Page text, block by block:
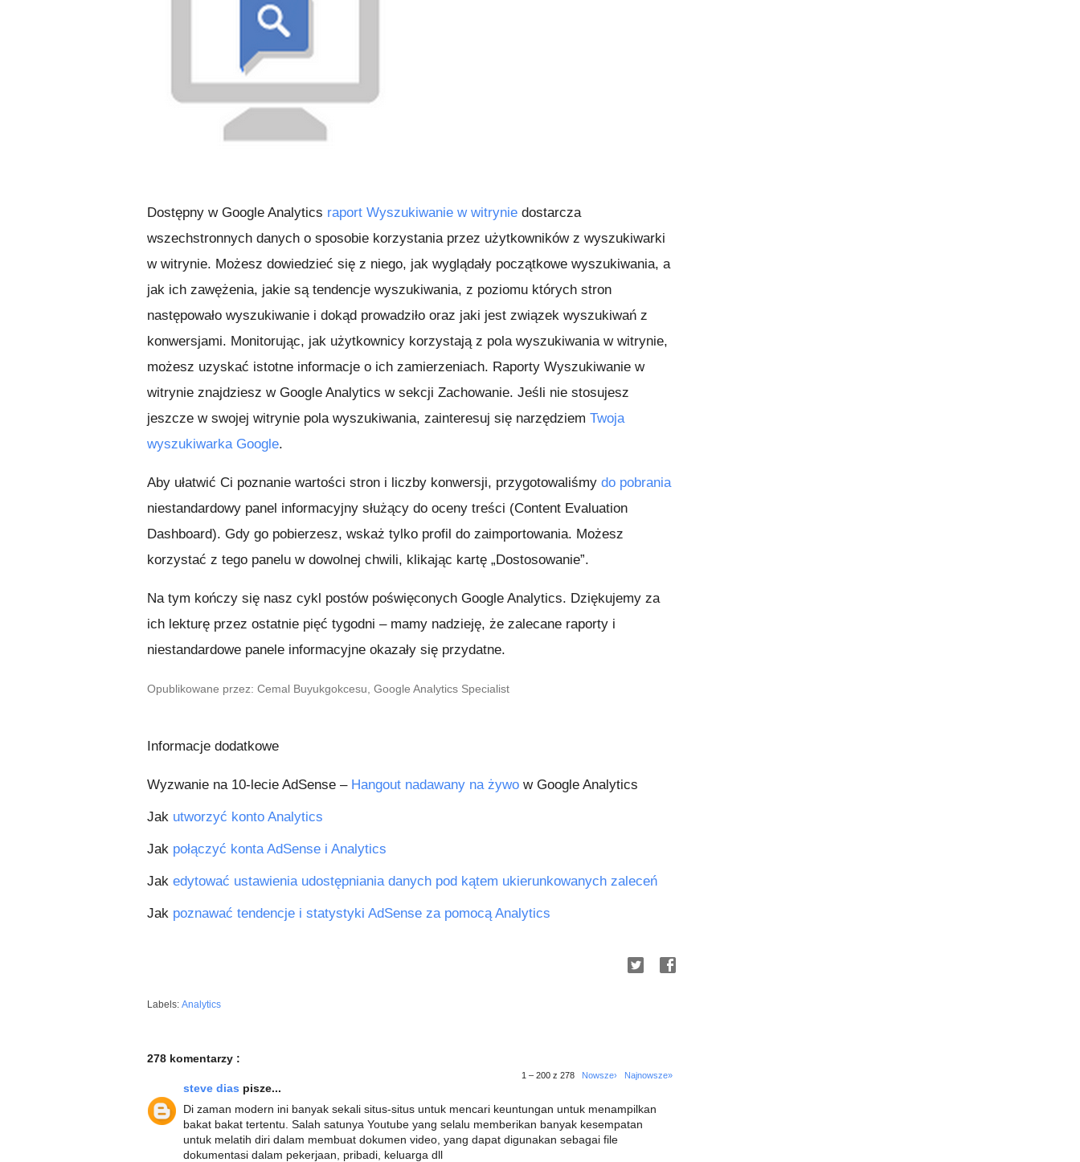
Dostępny w Google Analytics raport Wyszukiwanie w witrynie dostarcza
wszechstronnych danych o sposobie korzystania przez użytkowników z wyszukiwarki
w witrynie. Możesz dowiedzieć się z niego, jak wyglądały początkowe wyszukiwania, a
jak ich zawężenia, jakie są tendencje wyszukiwania, z poziomu których stron
następowało wyszukiwanie i dokąd prowadziło oraz jaki jest związek wyszukiwań z
konwersjami. Monitorując, jak użytkownicy korzystają z pola wyszukiwania w witrynie,
możesz uzyskać istotne informacje o ich zamierzeniach. Raporty Wyszukiwanie w
witrynie znajdziesz w Google Analytics w sekcji Zachowanie. Jeśli nie stosujesz
jeszcze w swojej witrynie pola wyszukiwania, zainteresuj się narzędziem Twoja
wyszukiwarka Google.
Aby ułatwić Ci poznanie wartości stron i liczby konwersji, przygotowaliśmy do pobrania
niestandardowy panel informacyjny służący do oceny treści (Content Evaluation
Dashboard). Gdy go pobierzesz, wskaż tylko profil do zaimportowania. Możesz
korzystać z tego panelu w dowolnej chwili, klikając kartę „Dostosowanie”.
Na tym kończy się nasz cykl postów poświęconych Google Analytics. Dziękujemy za
ich lekturę przez ostatnie pięć tygodni – mamy nadzieję, że zalecane raporty i
niestandardowe panele informacyjne okazały się przydatne.
Opublikowane przez: Cemal Buyukgokcesu, Google Analytics Specialist
Informacje dodatkowe
Wyzwanie na 10-lecie AdSense – Hangout nadawany na żywo w Google Analytics
Jak utworzyć konto Analytics
Jak połączyć konta AdSense i Analytics
Jak edytować ustawienia udostępniania danych pod kątem ukierunkowanych zaleceń
Jak poznawać tendencje i statystyki AdSense za pomocą Analytics
Labels: Analytics
278 komentarzy :
1 – 200 z 278 Nowsze› Najnowsze»
steve dias pisze...
Di zaman modern ini banyak sekali situs-situs untuk mencari keuntungan untuk menampilkan
bakat bakat tertentu. Salah satunya Youtube yang selalu memberikan banyak kesempatan
untuk melatih diri dalam membuat dokumen video, yang dapat digunakan sebagai file
dokumentasi dalam pekerjaan, pribadi, keluarga dll